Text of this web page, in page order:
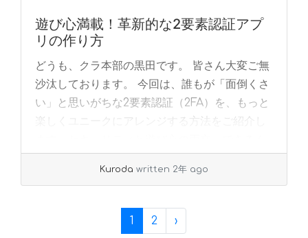
遊び心満載！革新的な2要素認証アプ
リの作り方
どうも、クラ本部の黒田です。 皆さん大変ご無
沙汰しております。 今回は、誰もが「面倒くさ
い」と思いがちな2要素認証（2FA）を、もっと
楽しくユニークにアレンジする方法をご紹介し
Kuroda written 2年 ago
Current Page
1 Page
2 ›